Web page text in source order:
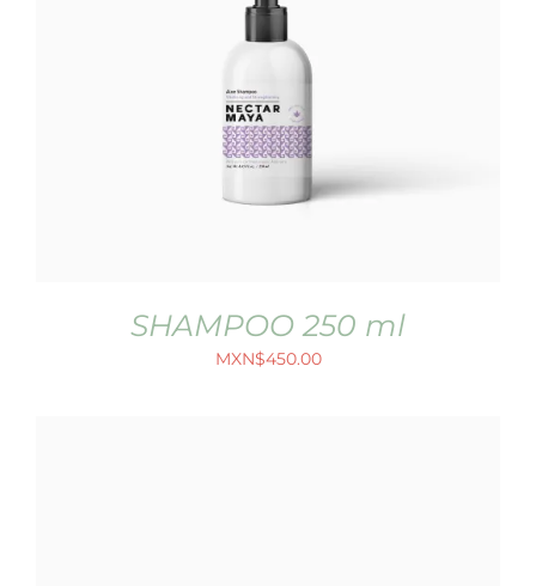
SHAMPOO 250 ml
MXN$450.00